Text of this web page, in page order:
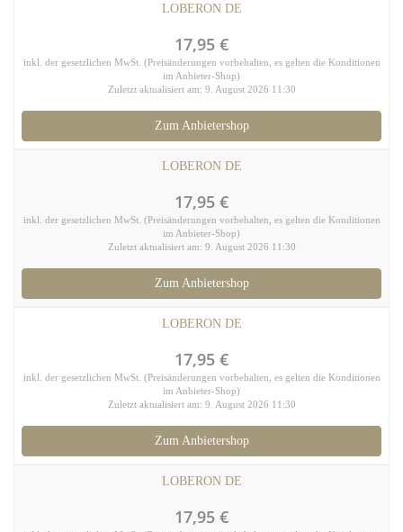
LOBERON DE
17,95 €
inkl. der gesetzlichen MwSt. (Preisänderungen vorbehalten, es gelten die Konditionen
im Anbieter-Shop)
Zuletzt aktualisiert am: 9. August 2026 11:30
Zum Anbietershop
LOBERON DE
17,95 €
inkl. der gesetzlichen MwSt. (Preisänderungen vorbehalten, es gelten die Konditionen
im Anbieter-Shop)
Zuletzt aktualisiert am: 9. August 2026 11:30
Zum Anbietershop
LOBERON DE
17,95 €
inkl. der gesetzlichen MwSt. (Preisänderungen vorbehalten, es gelten die Konditionen
im Anbieter-Shop)
Zuletzt aktualisiert am: 9. August 2026 11:30
Zum Anbietershop
LOBERON DE
17,95 €